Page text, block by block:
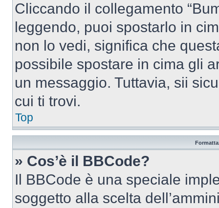
Cliccando il collegamento
leggendo, puoi spostarlo in
non lo vedi, significa che
possibile spostare in cima gli
un messaggio. Tuttavia, sii
cui ti trovi.
Top
» Cos’è il BBCode?
Il BBCode è una speciale
soggetto alla scelta